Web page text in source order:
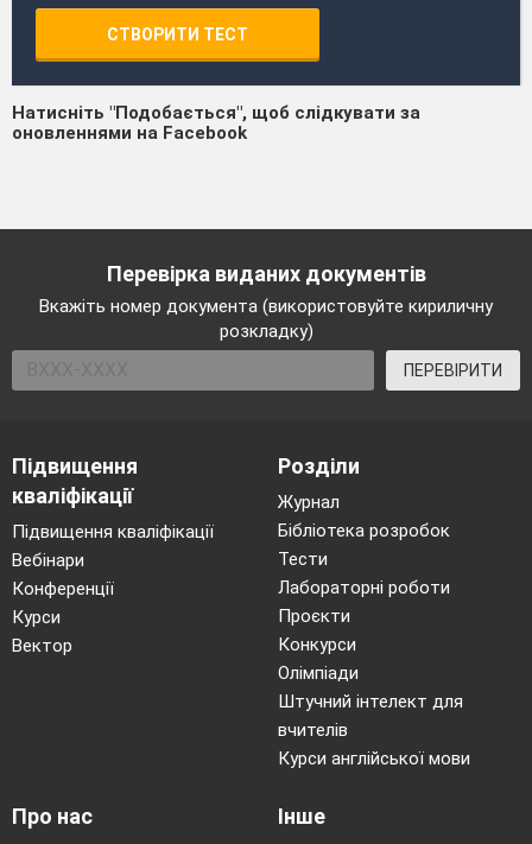
СТВОРИТИ ТЕСТ
Натисніть "Подобається", щоб слідкувати за
оновленнями на Facebook
Перевірка виданих документів
Вкажіть номер документа (використовуйте кириличну
розкладку)
ПЕРЕВІРИТИ
Підвищення
кваліфікації
Підвищення кваліфікації
Вебінари
Конференції
Курси
Вектор
Розділи
Журнал
Бібліотека розробок
Тести
Лабораторні роботи
Проєкти
Конкурси
Олімпіади
Штучний інтелект для
вчителів
Курси англійської мови
Про нас Інше